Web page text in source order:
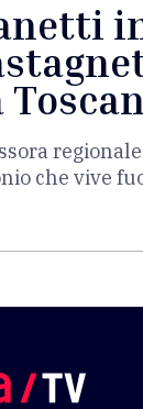
che vive